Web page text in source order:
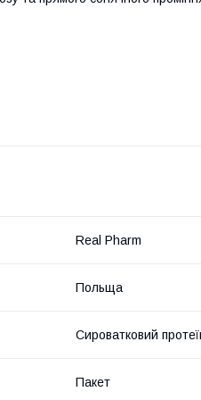
Real Pharm
Польща
Сироватковий
Пакет